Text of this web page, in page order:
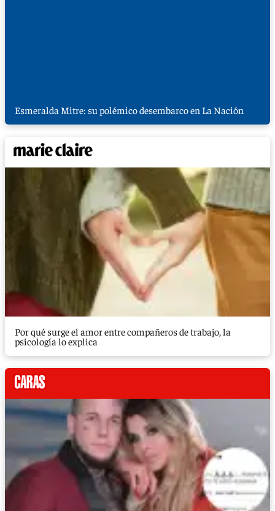
Esmeralda Mitre: su polémico desembarco en La Nación
Por qué surge el amor entre compañeros de trabajo, la
psicología lo explica